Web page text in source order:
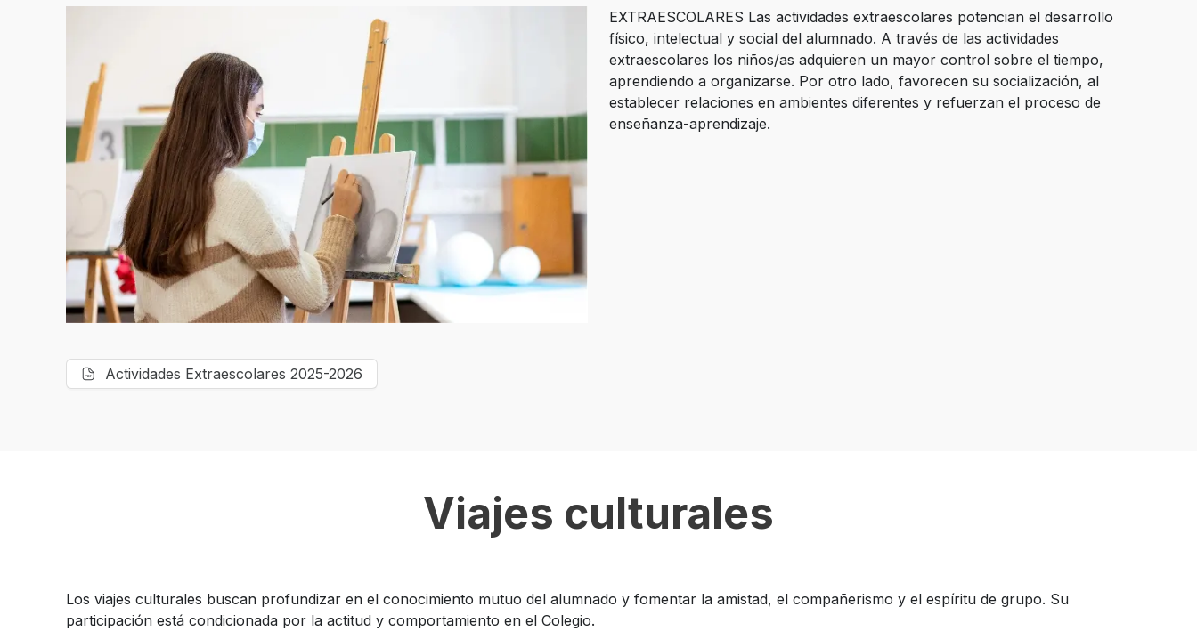
EXTRAESCOLARES Las actividades extraescolares potencian el desarrollo
físico, intelectual y social del alumnado. A través de las actividades
extraescolares los niños/as adquieren un mayor control sobre el tiempo,
aprendiendo a organizarse. Por otro lado, favorecen su socialización, al
establecer relaciones en ambientes diferentes y refuerzan el proceso de
enseñanza-aprendizaje.
Actividades Extraescolares 2025-2026
Viajes culturales
Los viajes culturales buscan profundizar en el conocimiento mutuo del alumnado y fomentar la amistad, el compañerismo y el espíritu de grupo. Su
participación está condicionada por la actitud y comportamiento en el Colegio.